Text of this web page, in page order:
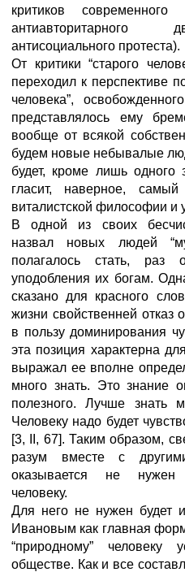
критиков
антиавторитарного
антисоциального протеста).
От критики “старого
переходил к перспективе
человека”,
представлялось ему
вообще от всякой
будем новые небывалые
будет, кроме лишь
гласит, наверное,
виталистcкой философии и
В одной из своих
назвал новых людей
полагалось стать, раз
уподобления их богам.
сказано для красного
жизни свойственней отказ
в пользу доминирования
эта позиция характерна
выражал ее вполне
много знать. Это знание
полезного. Лучше знать
Человеку надо будет
[3, II, 67]. Таким образом,
разум вместе с
оказывается не нужен
человеку.
Для него не нужен будет и
Ивановым как главная
“природному”
обществе. Как и все